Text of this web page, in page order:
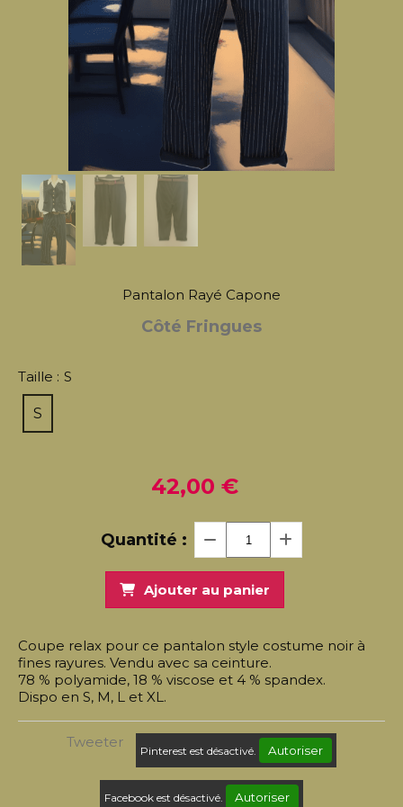
Pantalon Rayé Capone
Côté Fringues
Taille : S
S
42,00 €
Quantité :
Ajouter au panier
Coupe relax pour ce pantalon style costume noir à
fines rayures. Vendu avec sa ceinture.
78 % polyamide, 18 % viscose et 4 % spandex.
Dispo en S, M, L et XL.
Tweeter
Pinterest est désactivé. Autoriser
Facebook est désactivé. Autoriser